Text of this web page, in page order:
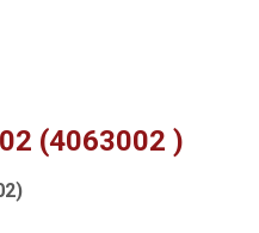
(4063002 )